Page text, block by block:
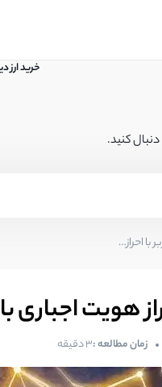
خرید ارز
کنید.
چه تعداد کاربر با احراز هویت اجباری بایننس از دست رفت
هویت
زمان مطالعه :3 دقیقه